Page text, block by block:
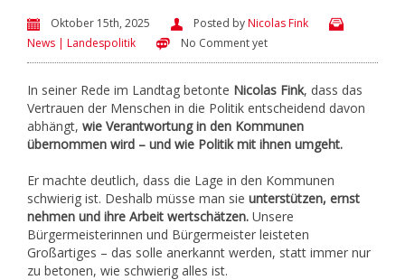
Oktober 15th, 2025 Posted byNicolas Fink
News | Landespolitik
No Comment yet
In seiner Rede im Landtag betonte Nicolas Fink, dass das
Vertrauen der Menschen in die Politik entscheidend davon
abhängt, wie Verantwortung in den Kommunen
übernommen wird – und wie Politik mit ihnen umgeht.
Er machte deutlich, dass die Lage in den Kommunen
schwierig ist. Deshalb müsse man sie unterstützen, ernst
nehmen und ihre Arbeit wertschätzen. Unsere
Bürgermeisterinnen und Bürgermeister leisteten
Großartiges – das solle anerkannt werden, statt immer nur
zu betonen, wie schwierig alles ist.